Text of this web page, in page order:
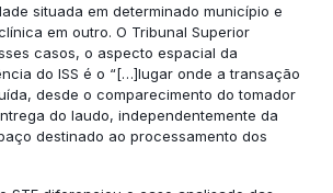
situada em determinado município e
em outro. O Tribunal Superior
casos, o aspecto espacial da
do ISS é o “[…]lugar onde a transação
desde o comparecimento do tomador
do laudo, independentemente da
destinado ao processamento dos